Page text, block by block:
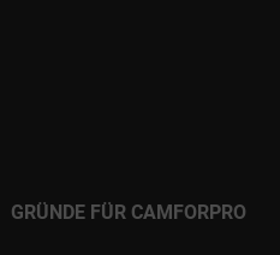
GRÜNDE FÜR CAMFORPRO